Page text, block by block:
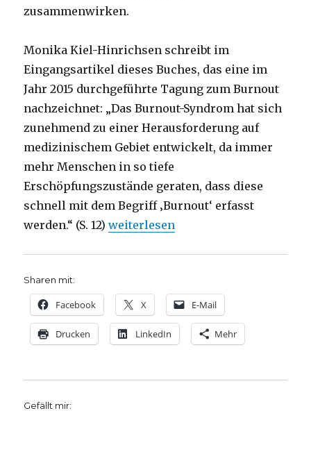
zusammenwirken.
Monika Kiel-Hinrichsen schreibt im
Eingangsartikel dieses Buches, das eine im
Jahr 2015 durchgeführte Tagung zum Burnout
nachzeichnet: „Das Burnout-Syndrom hat sich
zunehmend zu einer Herausforderung auf
medizinischem Gebiet entwickelt, da immer
mehr Menschen in so tiefe
Erschöpfungszustände geraten, dass diese
schnell mit dem Begriff ‚Burnout‘ erfasst
werden.“ (S. 12)„Aufleuchten statt Ausbrennen,
weiterlesen
Sharen mit:
Facebook X E-Mail
Drucken LinkedIn Mehr
Gefällt mir: